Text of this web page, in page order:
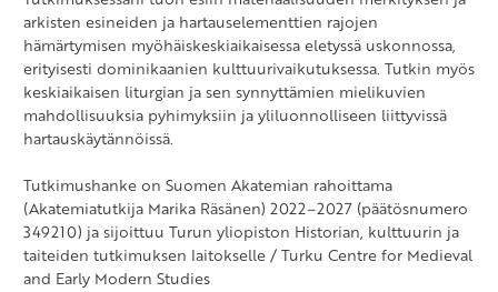
arkisten esineiden ja hartauselementtien rajojen
hämärtymisen myöhäiskeskiaikaisessa eletyssä uskonnossa,
erityisesti dominikaanien kulttuurivaikutuksessa. Tutkin myös
keskiaikaisen liturgian ja sen synnyttämien mielikuvien
mahdollisuuksia pyhimyksiin ja yliluonnolliseen liittyvissä
hartauskäytännöissä.
Tutkimushanke on Suomen Akatemian rahoittama
(Akatemiatutkija Marika Räsänen) 2022–2027 (päätösnumero
349210) ja sijoittuu Turun yliopiston Historian, kulttuurin ja
taiteiden tutkimuksen laitokselle / Turku Centre for Medieval
and Early Modern Studies